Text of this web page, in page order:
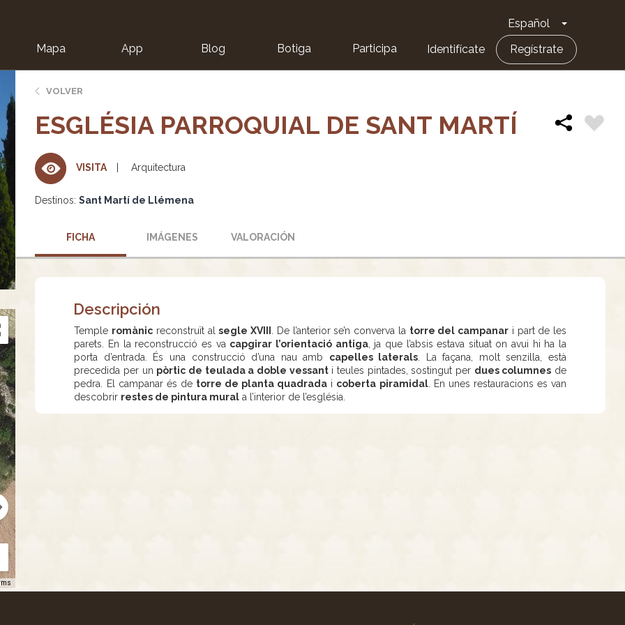
Español Toggle
Mapa App Blog Botiga Participa Identifícate Regístrate
VOLVER
ESGLÉSIA PARROQUIAL DE SANT MARTÍ
VISITA Arquitectura
Destinos: Sant Martí de Llémena
FICHA IMÁGENES VALORACIÓN
Descripción
Temple romànic reconstruït alsegle XVIII . De l’anterior se’n converva la torre del campanar i part de les
parets. En la reconstrucció es va capgirar l’orientació antiga, ja que l’absis estava situat on avui hi ha la
porta d’entrada. És una construcció d’una nau amb capelles laterals . La façana, molt senzilla, està
precedida per un pòrtic de teulada a doble vessanti teules pintades, sostingut per dues columnes de
pedra. El campanar és de torre de planta quadrada i coberta piramidal. En unes restauracions es van
descobrir restes de pintura mural a l’interior de l’església.